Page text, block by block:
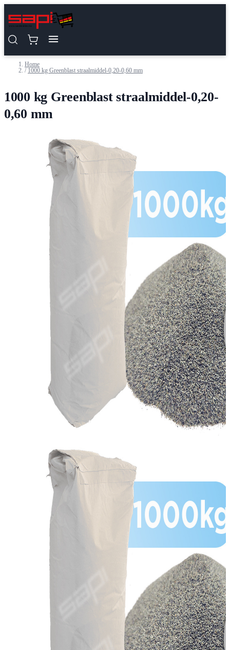
Home
/ 1000 kg Greenblast straalmiddel-0,20-0,60 mm
1000 kg Greenblast straalmiddel-0,20-
0,60 mm